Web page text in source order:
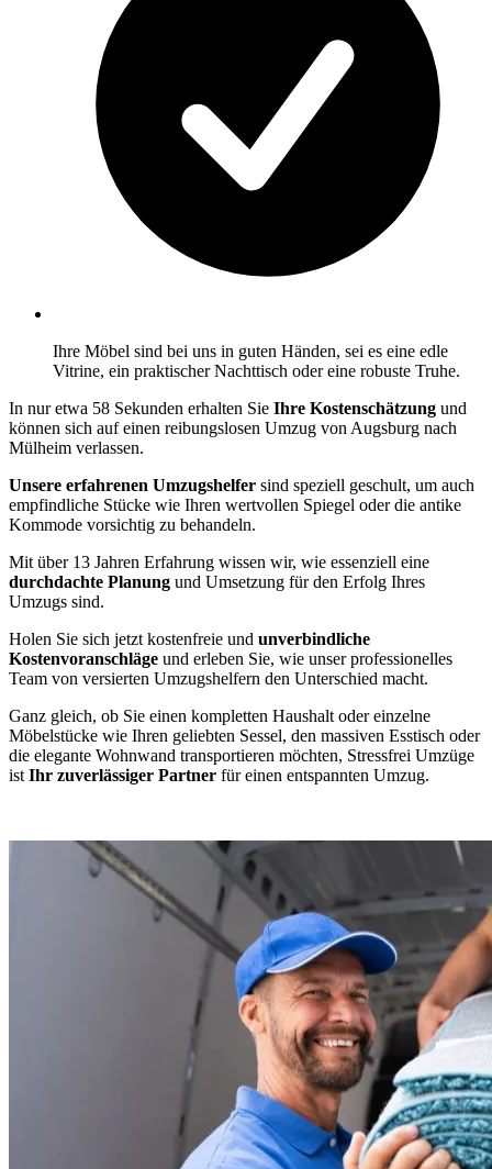
Ihre Möbel sind bei uns in guten Händen, sei es eine edle
Vitrine, ein praktischer Nachttisch oder eine robuste Truhe.
In nur etwa 58 Sekunden erhalten Sie Ihre Kostenschätzung und
können sich auf einen reibungslosen Umzug von Augsburg nach
Mülheim verlassen.
Unsere erfahrenen Umzugshelfer sind speziell geschult, um auch
empfindliche Stücke wie Ihren wertvollen Spiegel oder die antike
Kommode vorsichtig zu behandeln.
Mit über 13 Jahren Erfahrung wissen wir, wie essenziell eine
durchdachte Planung und Umsetzung für den Erfolg Ihres
Umzugs sind.
Holen Sie sich jetzt kostenfreie und unverbindliche
Kostenvoranschläge und erleben Sie, wie unser professionelles
Team von versierten Umzugshelfern den Unterschied macht.
Ganz gleich, ob Sie einen kompletten Haushalt oder einzelne
Möbelstücke wie Ihren geliebten Sessel, den massiven Esstisch oder
die elegante Wohnwand transportieren möchten, Stressfrei Umzüge
ist Ihr zuverlässiger Partner für einen entspannten Umzug.